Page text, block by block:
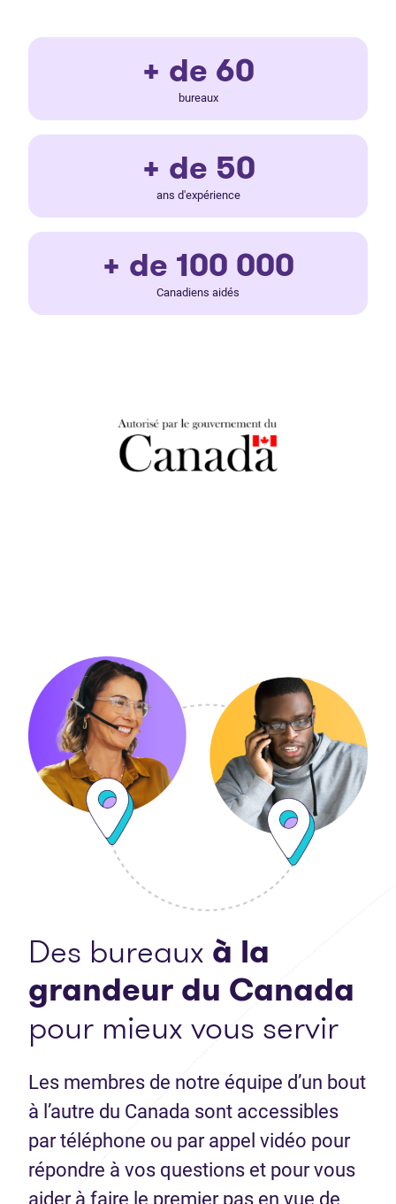
+ de 60
bureaux
+ de 50
ans d'expérience
+ de 100 000
Canadiens aidés
Des bureaux à la
grandeur du Canada
pour mieux vous servir
Les membres de notre équipe d’un bout
à l’autre du Canada sont accessibles
par téléphone ou par appel vidéo pour
répondre à vos questions et pour vous
aider à faire le premier pas en vue de